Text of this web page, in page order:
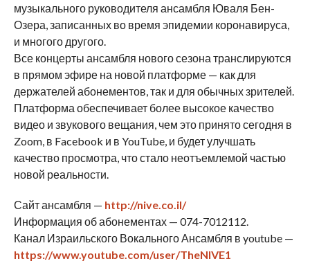
музыкального руководителя ансамбля Юваля Бен-
Озера, записанных во время эпидемии коронавируса,
и многого другого.
Все концерты ансамбля нового сезона транслируются
в прямом эфире на новой платформе — как для
держателей абонементов, так и для обычных зрителей.
Платформа обеспечивает более высокое качество
видео и звукового вещания, чем это принято сегодня в
Zoom, в Facebook и в YouTube, и будет улучшать
качество просмотра, что стало неотъемлемой частью
новой реальности.
Сайт ансамбля — http://nive.co.il/
Информация об абонементах — 074-7012112.
Канал Израильского Вокального Ансамбля в youtube —
https://www.youtube.com/user/TheNIVE1